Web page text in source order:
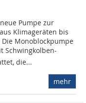
Pumpe zur
Klimageräten bis
Die Monoblockpumpe
Schwingkolben-
die...
mehr